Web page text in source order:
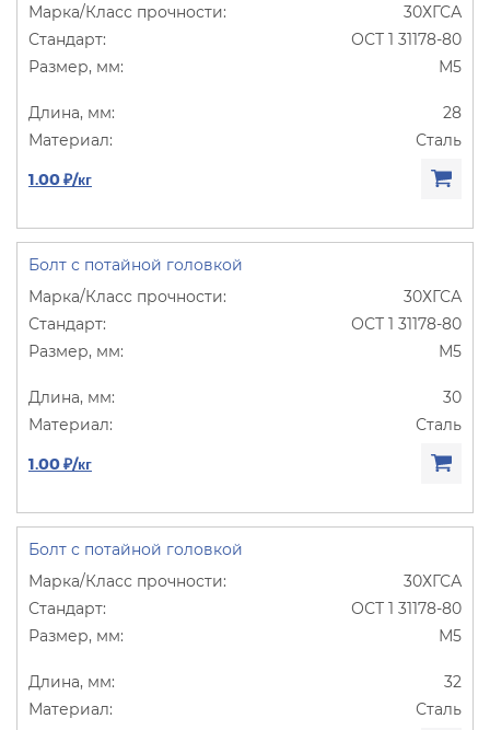
30ХГСА
ОСТ 1 31178-80
М5
28
Сталь
1.00 ₽/кг
Болт с потайной головкой
30ХГСА
ОСТ 1 31178-80
М5
30
Сталь
1.00 ₽/кг
Болт с потайной головкой
30ХГСА
ОСТ 1 31178-80
М5
32
Сталь